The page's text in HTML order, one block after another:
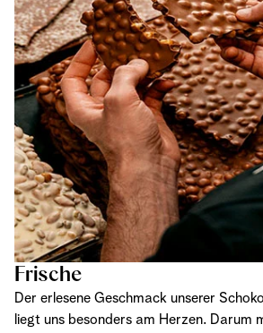
Frische
Der erlesene Geschmack unserer
liegt uns besonders am Herzen. Darum